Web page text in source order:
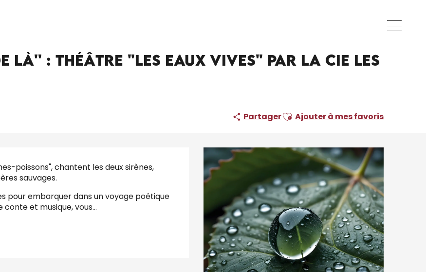
là'' : théâtre "Les Eaux vives" par la Cie Les
PartagerAjouter aux favoris
Ajouter à mes favoris
poissons", chantent les deux sirènes,
sauvages.
pour embarquer dans un voyage poétique
et musique, vous...